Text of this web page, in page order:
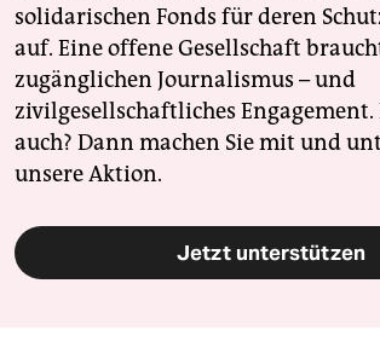
solidarischen Fonds für deren
auf. Eine offene Gesellschaft
zugänglichen Journalismus – und
zivilgesellschaftliches Engagement.
auch? Dann machen Sie mit und
unsere Aktion.
Jetzt unterstützen